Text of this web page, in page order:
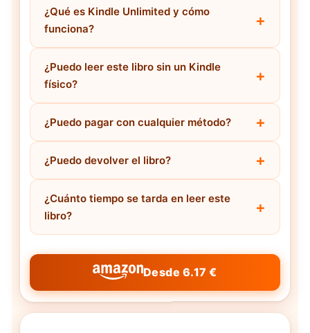
¿Qué es Kindle Unlimited y cómo
funciona?
¿Puedo leer este libro sin un Kindle
físico?
¿Puedo pagar con cualquier método?
¿Puedo devolver el libro?
¿Cuánto tiempo se tarda en leer este
libro?
Desde 6.17 €